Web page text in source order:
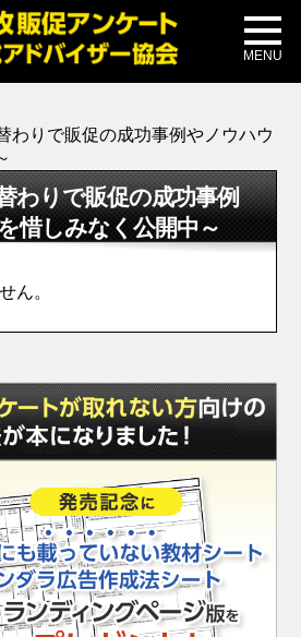
MENU
メディア掲載
公式ブログ
わりで販促の成功事例やノウハウ
わりで販促の成功事例
惜しみなく公開中～
ん。